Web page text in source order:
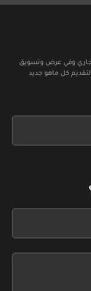
التجاري وفي عرض وتسويق
لتقديم كل ماهو جديد